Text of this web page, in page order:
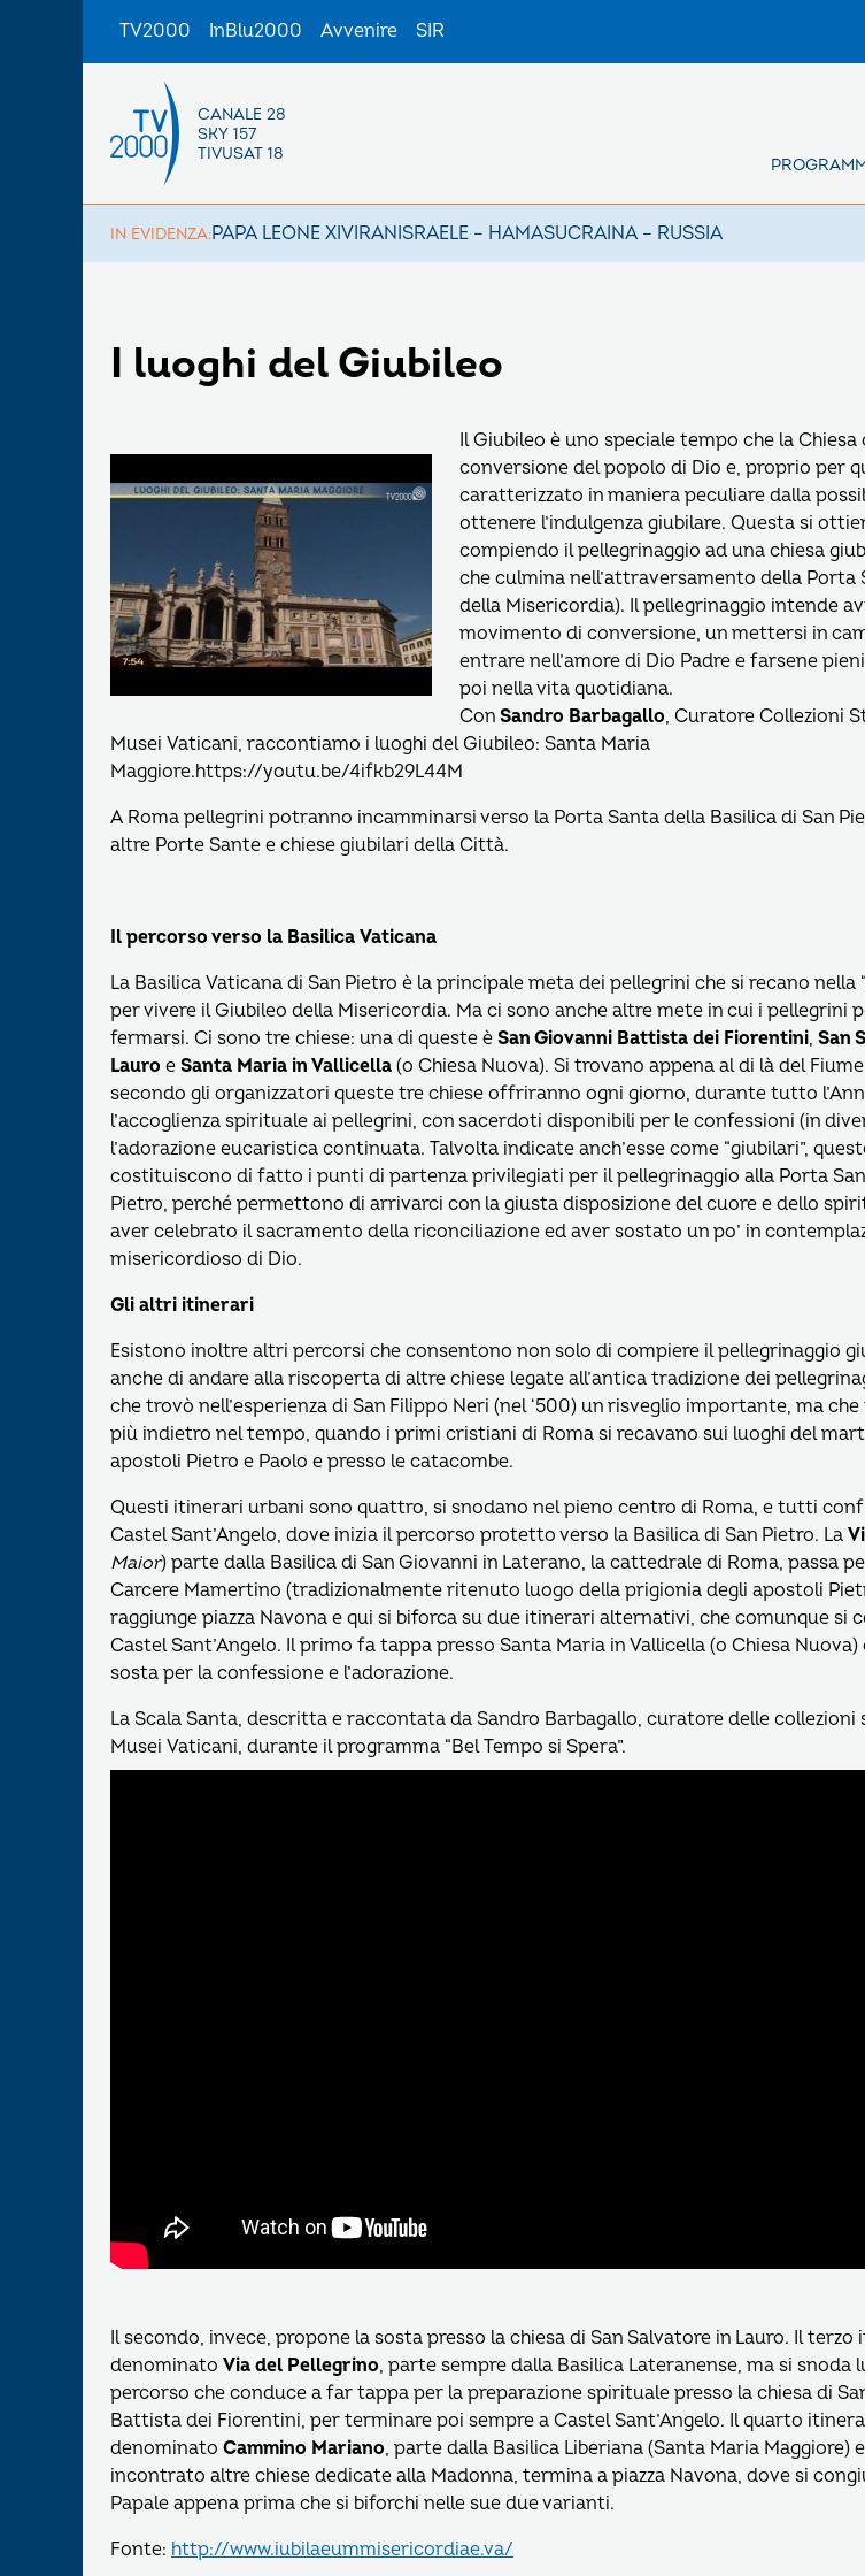
TV2000 InBlu2000 Avvenire SIR
CANALE 28
SKY 157
TIVUSAT 18
IN EVIDENZA:PAPA LEONE XIVIRANISRAELE – HAMASUCRAINA – RUSSIA
I luoghi del Giubileo
Il Giubileo è uno speciale tempo che la
conversione del popolo di Dio e, proprio per
caratterizzato in maniera peculiare dalla
ottenere l’indulgenza giubilare. Questa si
compiendo il pellegrinaggio ad una chiesa
che culmina nell’attraversamento della Porta
della Misericordia). Il pellegrinaggio intende
movimento di conversione, un mettersi in
entrare nell’amore di Dio Padre e farsene
poi nella vita quotidiana.
Con Sandro Barbagallo, Curatore Collezioni
Musei Vaticani, raccontiamo i luoghi del Giubileo: Santa Maria
Maggiore.https://youtu.be/4ifkb29L44M
A Roma pellegrini potranno incamminarsi verso la Porta Santa della Basilica di San
altre Porte Sante e chiese giubilari della Città.
Il percorso verso la Basilica Vaticana
La Basilica Vaticana di San Pietro è la principale meta dei pellegrini che si recano nella
per vivere il Giubileo della Misericordia. Ma ci sono anche altre mete in cui i pellegrini
fermarsi. Ci sono tre chiese: una di queste è San Giovanni Battista dei Fiorentini, San
Lauro e Santa Maria in Vallicella (o Chiesa Nuova). Si trovano appena al di là del Fiume
secondo gli organizzatori queste tre chiese offriranno ogni giorno, durante tutto
l’accoglienza spirituale ai pellegrini, con sacerdoti disponibili per le confessioni (in
l’adorazione eucaristica continuata. Talvolta indicate anch’esse come “giubilari”,
costituiscono di fatto i punti di partenza privilegiati per il pellegrinaggio alla Porta
Pietro, perché permettono di arrivarci con la giusta disposizione del cuore e dello
aver celebrato il sacramento della riconciliazione ed aver sostato un po’ in
misericordioso di Dio.
Gli altri itinerari
Esistono inoltre altri percorsi che consentono non solo di compiere il pellegrinaggio
anche di andare alla riscoperta di altre chiese legate all’antica tradizione dei
che trovò nell’esperienza di San Filippo Neri (nel ‘500) un risveglio importante, ma
più indietro nel tempo, quando i primi cristiani di Roma si recavano sui luoghi del
apostoli Pietro e Paolo e presso le catacombe.
Questi itinerari urbani sono quattro, si snodano nel pieno centro di Roma, e tutti
Castel Sant’Angelo, dove inizia il percorso protetto verso la Basilica di San Pietro. La
Maior) parte dalla Basilica di San Giovanni in Laterano, la cattedrale di Roma, passa
Carcere Mamertino (tradizionalmente ritenuto luogo della prigionia degli apostoli
raggiunge piazza Navona e qui si biforca su due itinerari alternativi, che comunque si
Castel Sant’Angelo. Il primo fa tappa presso Santa Maria in Vallicella (o Chiesa
sosta per la confessione e l’adorazione.
La Scala Santa, descritta e raccontata da Sandro Barbagallo, curatore delle collezioni
Musei Vaticani, durante il programma “Bel Tempo si Spera”.
Il secondo, invece, propone la sosta presso la chiesa di San Salvatore in Lauro. Il terzo
denominato Via del Pellegrino, parte sempre dalla Basilica Lateranense, ma si snoda
percorso che conduce a far tappa per la preparazione spirituale presso la chiesa di
Battista dei Fiorentini, per terminare poi sempre a Castel Sant’Angelo. Il quarto
denominato Cammino Mariano, parte dalla Basilica Liberiana (Santa Maria Maggiore)
incontrato altre chiese dedicate alla Madonna, termina a piazza Navona, dove si
Papale appena prima che si biforchi nelle sue due varianti.
Fonte: http://www.iubilaeummisericordiae.va/